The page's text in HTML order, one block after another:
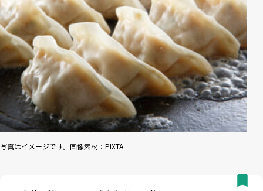
写真はイメージです。画像素材：PIXTA